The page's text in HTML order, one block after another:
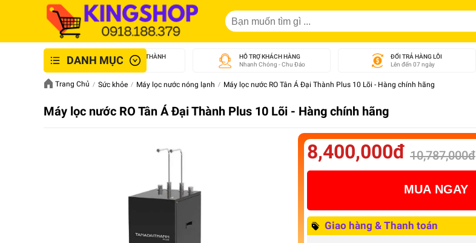
DANH MỤCGIAO NHANH NỘI THÀNH
An Toàn - Tận Tâm
HỖ TRỢ KHÁCH HÀNG
Nhanh Chóng - Chu Đáo
ĐỔI TRẢ HÀNG LỖI
Lên đến 07 ngày
Trang Chủ Sức khỏe Máy lọc nước nóng lạnh Máy lọc nước RO Tân Á Đại Thành Plus 10 Lõi - Hàng chính hãng
Máy lọc nước RO Tân Á Đại Thành Plus 10 Lõi - Hàng chính hãng
8,400,000đ 10,787,000đ
MUA NGAY
Giao hàng & Thanh toán